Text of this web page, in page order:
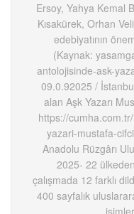
Ersoy, Yahya Kemal
Kısakürek, Orhan
edebiyatının
(Kaynak:
antolojisinde-ask-
09.0.92025 /
alan Aşk Yazarı
https://
yazari-mustafa-
Anadolu Rüzgârı
2025- 22
çalışmada 12 farklı
400 sayfalık